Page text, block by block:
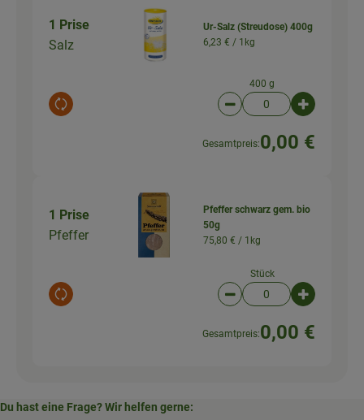
1 Prise
Salz
Auswahl ändern
Ur-Salz (Streudose) 400g
6,23 € / 1kg
400 g
Artikelanzahl
Gesamtpreis:0,00 €
1 Prise
Pfeffer
Auswahl ändern
Pfeffer schwarz gem. bio
50g
75,80 € / 1kg
Stück
Artikelanzahl
Gesamtpreis:0,00 €
Du hast eine Frage? Wir helfen gerne: